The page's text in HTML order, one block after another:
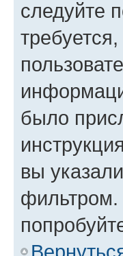
следуйте
было
вы
фильтром.